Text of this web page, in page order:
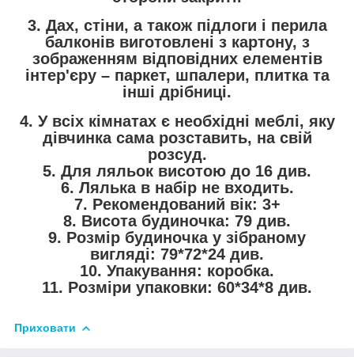
3. Дах, стіни, а також підлоги і перила
балконів виготовлені з картону, з
зображенням відповідних елементів
інтер'єру – паркет, шпалери, плитка та
інші дрібниці.
4. У всіх кімнатах є необхідні меблі, яку
дівчинка сама розставить, на свій
розсуд.
5. Для ляльок висотою до 16 див.
6. Лялька в набір не входить.
7. Рекомендований вік: 3+
8. Висота будиночка: 79 див.
9. Розмір будиночка у зібраному
вигляді: 79*72*24 див.
10. Упакування: коробка.
11. Розміри упаковки: 60*34*8 див.
Приховати